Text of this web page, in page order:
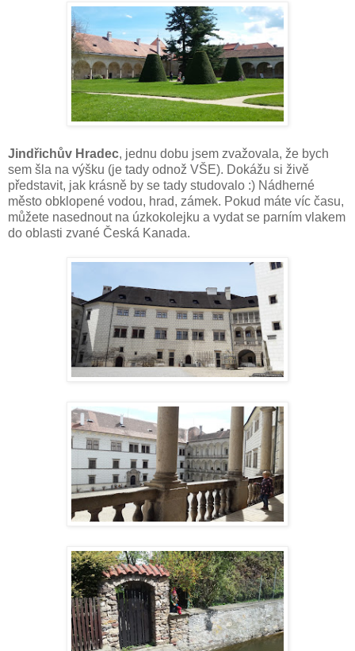
Jindřichův Hradec, jednu dobu jsem zvažovala, že bych
sem šla na výšku (je tady odnož VŠE). Dokážu si živě
představit, jak krásně by se tady studovalo :) Nádherné
město obklopené vodou, hrad, zámek. Pokud máte víc času,
můžete nasednout na úzkokolejku a vydat se parním vlakem
do oblasti zvané Česká Kanada.